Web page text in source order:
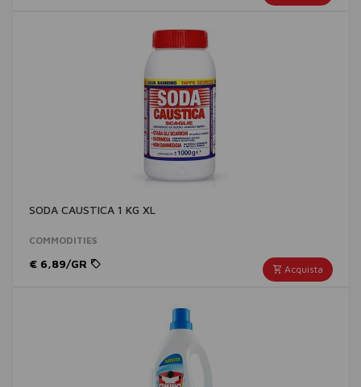
SODA CAUSTICA 1 KG XL
COMMODITIES
Acquista
€ 6,89/GR